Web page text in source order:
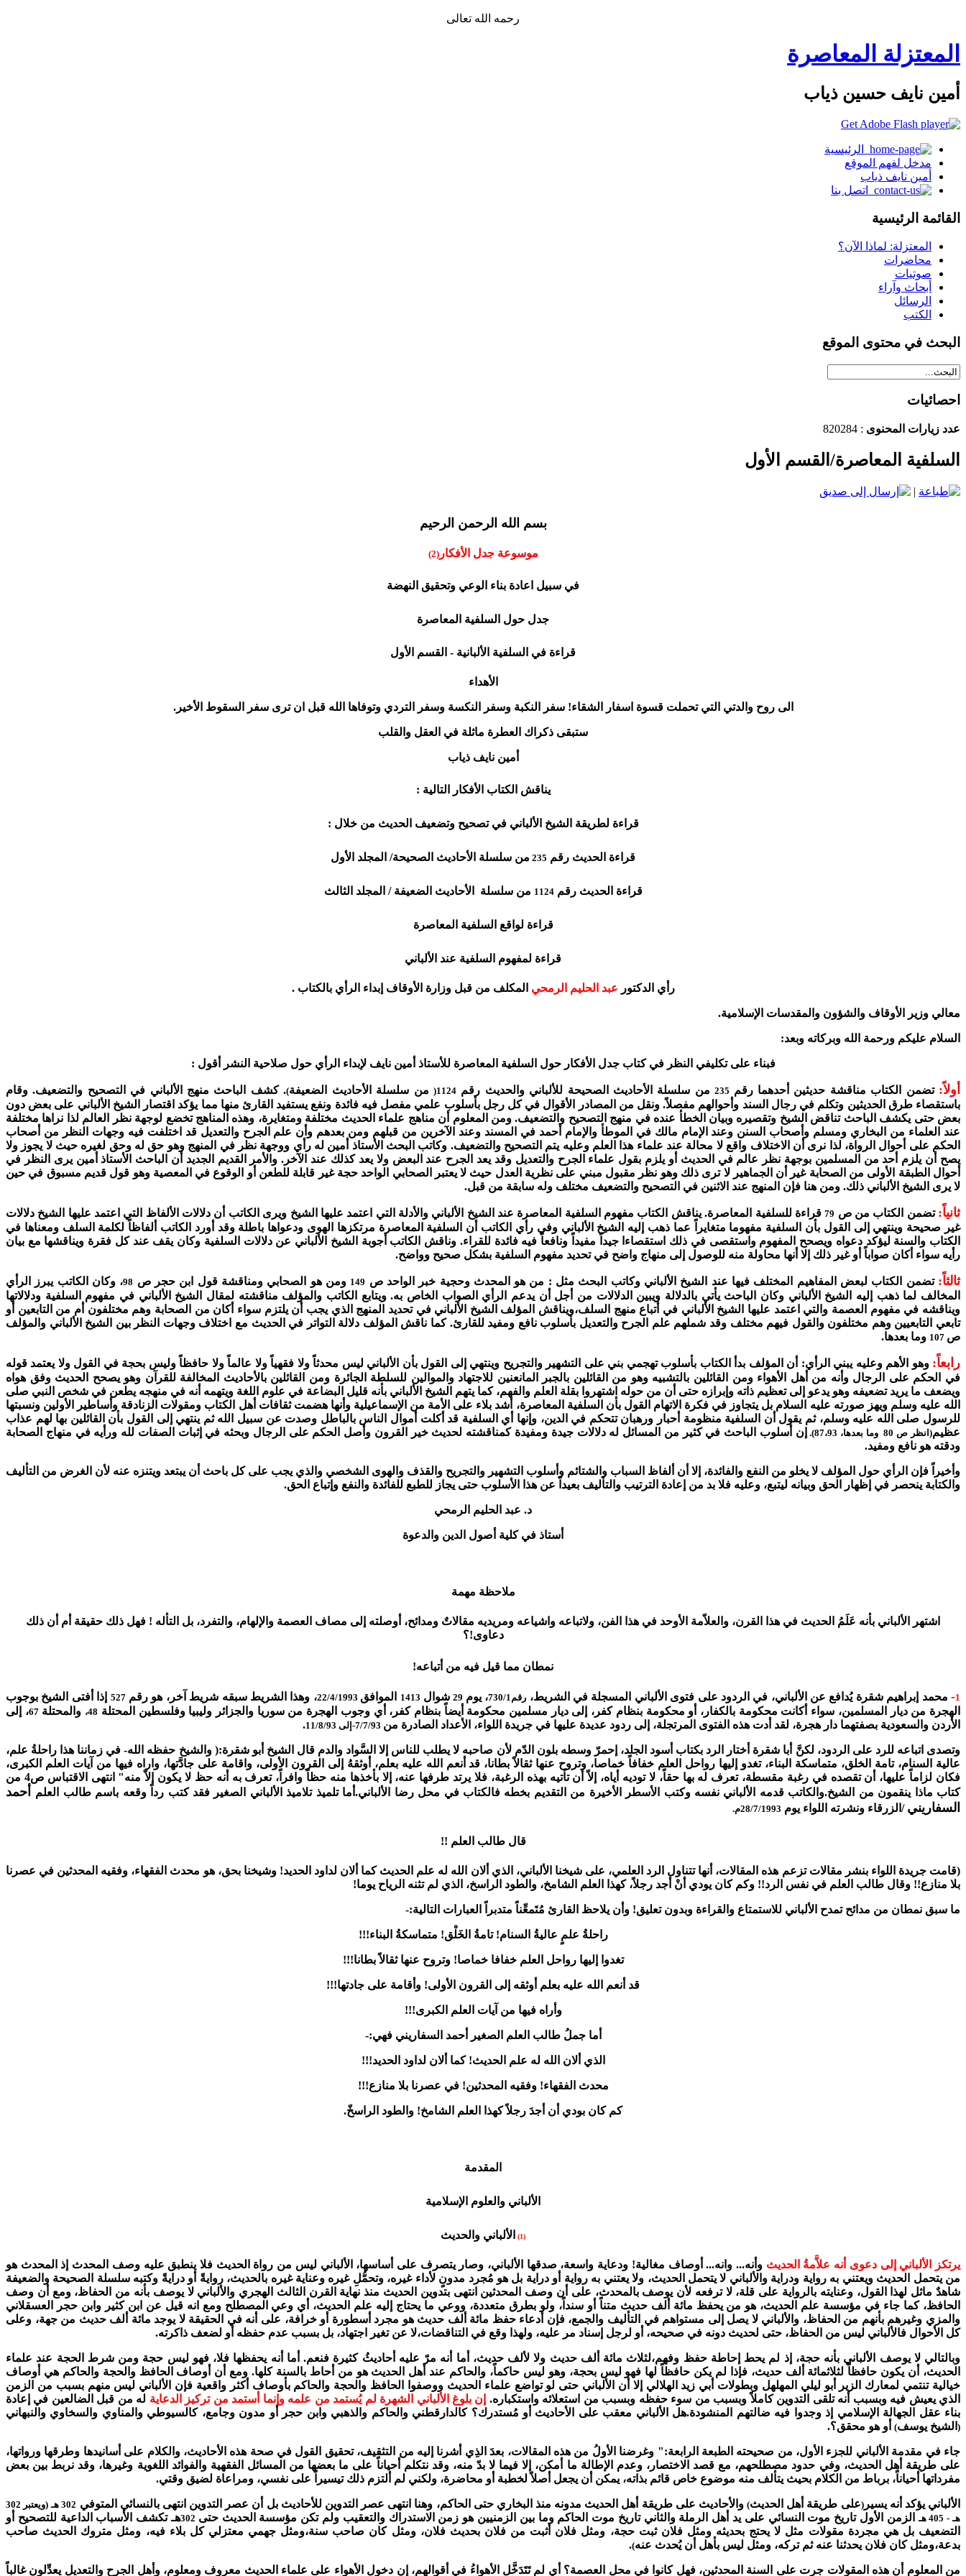
رحمه الله تعالى
المعتزلة المعاصرة
أمين نايف حسين ذياب
الرئيسية
مدخل لفهم الموقع
أمين نايف ذياب
اتصل بنا
القائمة الرئيسية
المعتزلة: لماذا الآن؟
محاضرات
صوتيات
أبحاث وآراء
الرسائل
الكتب
البحث في محتوى الموقع
احصائيات
عدد زيارات المحنوى : 820284
السلفية المعاصرة/القسم الأول
|
بسم الله الرحمن الرحيم
موسوعة جدل الأفكار(2)
في سبيل اعادة بناء الوعي وتحقيق النهضة
جدل حول السلفية المعاصرة
قراءة في السلفية الألبانية - القسم الأول
الأهداء
الى روح والدتي التي تحملت قسوة اسفار الشقاء! سفر النكبة وسفر النكسة وسفر التردي وتوفاها الله قبل ان ترى سفر السقوط الأخير.
ستبقى ذكراك العطرة ماثلة في العقل والقلب
أمين نايف ذياب
يناقش الكتاب الأفكار التالية :
قراءة لطريقة الشيخ الألباني في تصحيح وتضعيف الحديث من خلال :
قراءة الحديث رقم 235 من سلسلة الأحاديث الصحيحة/ المجلد الأول
قراءة الحديث رقم1124 من سلسلة الأحاديث الضعيفة / المجلد الثالث
قراءة لواقع السلفية المعاصرة
قراءة لمفهوم السلفية عند الألباني
رأي الدكتور عبد الحليم الرمحي المكلف من قبل وزارة الأوقاف إبداء الرأي بالكتاب .
معالي وزير الأوقاف والشؤون والمقدسات الإسلامية.
السلام عليكم ورحمة الله وبركاته وبعد:
فبناء على تكليفي النظر في كتاب جدل الأفكار حول السلفية المعاصرة للأستاذ أمين نايف لإبداء الرأي حول صلاحية النشر أقول :
أولاً: تضمن الكتاب مناقشة حديثين أحدهما رقم من سلسلة الأحاديث الصحيحة للألباني والحديث رقم1124
( من سلسلة الأحاديث الضعيفة)
.كشف الباحث منهج الألباني في التصحيح والتضعيف. وقام
باستقصاء طرق الحديثين وتكلم في رجال السند وأحوالهم مفصلاً. ونقل من المصادر الأقوال في كل رجل بأسلوب علمي مفصل فيه فائدة ونفع يستفيد القارئ منها مما يؤكد اقتصار الشيخ الألباني على بعض دون
بعض حتى يكشف الباحث تناقض الشيخ وتقصيره وبيان الخطأ عنده في منهج التصحيح والتضعيف. ومن المعلوم أن مناهج علماء الحديث مختلفة ومتغايرة، وهذه المناهج تخضع لوجهة نظر العالم لذا نراها مختلفة
عند العلماء من البخاري ومسلم وأصحاب السنن وعند الإمام مالك في الموطأ والإمام أحمد في المسند وعند الآخرين من قبلهم ومن بعدهم وأن علم الجرح والتعديل قد اختلفت فيه وجهات النظر من أصحاب
الحكم على أحوال الرواة، لذا نرى أن الاختلاف واقع لا محالة عند علماء هذا العلم وعليه يتم التصحيح والتضعيف. وكاتب البحث الأستاذ أمين له رأي ووجهة نظر في المنهج وهو حق له وحق لغيره حيث لا يجوز ولا
يصح أن يلزم أحد من المسلمين بوجهة نظر عالم في الحديث أو يلزم بقول علماء الجرح والتعديل وقد يعد الجرح عند البعض ولا يعد كذلك عند الآخر. والأمر القديم الجديد أن الباحث الأستاذ أمين يرى النظر في
أحوال الطبقة الأولى من الصحابة غير أن الجماهير لا ترى ذلك وهو نظر مقبول مبني على نظرية العدل حيث لا يعتبر الصحابي الواحد حجة غير قابلة للطعن أو الوقوع في المعصية وهو قول قديم مسبوق في حين
لا يرى الشيخ الألباني ذلك. ومن هنا فإن المنهج عند الاثنين في التصحيح والتضعيف مختلف وله سابقة من قبل.
ثانياً: تضمن الكتاب من ص 79قراءة للسلفية المعاصرة.يناقش الكتاب مفهوم السلفية المعاصرة عند الشيخ الألباني والأدلة التي اعتمد عليها الشيخ ويرى الكاتب أن دلالات الألفاظ التي اعتمد عليها الشيخ دلالات
غير صحيحة وينتهي إلى القول بأن السلفية مفهوما متغايراً عما ذهب إليه الشيخ الألباني وفي رأي الكاتب أن السلفية المعاصرة مرتكزها الهوى ودعواها باطلة وقد أورد الكاتب ألفاظاً لكلمة السلف ومعناها في
الكتاب والسنة ليؤكد دعواه ويصحح المفهوم واستقصى في ذلك استقصاءا جيداً مفيداً ونافعاً فيه فائدة للقراء. وناقش الكاتب أجوبة الشيخ الألباني عن دلالات السلفية وكان يقف عند كل فقرة ويناقشها مع بيان
رأيه سواء أكان صواباً أو غير ذلك إلا أنها محاولة منه للوصول إلى منهاج واضح في تحديد مفهوم السلفية بشكل صحيح وواضح.
ثالثاً: تضمن الكتاب لبعض المفاهيم المختلف فيها عند الشيخ الألباني وكاتب البحث مثل : من هو المحدث وحجية خبر الواحد ص 149 ومن هو الصحابي ومناقشة قول ابن حجر ص 98، وكان الكاتب يبرز الرأي
المخالف لما ذهب إليه الشيخ الألباني وكان الباحث يأتي بالدلالة ويبين الدلالات من أجل أن يدعم الرأي الصواب الخاص به.ويتابع الكاتب والمؤلف مناقشته لمقال الشيخ الألباني في مفهوم السلفية ودلالاتها
ويناقشه في مفهوم العصمة والتي اعتمد عليها الشيخ الألباني في أتباع منهج السلف،ويناقش المؤلف الشيخ الألباني في تحديد المنهج الذي يجب أن يلتزم سواء أكان من الصحابة وهم مختلفون أم من التابعين أو
تابعي التابعيين وهم مختلفون والقول فيهم مختلف وقد شملهم علم الجرح والتعديل بأسلوب نافع ومفيد للقارئ. كما ناقش المؤلف دلالة التواتر في الحديث مع اختلاف وجهات النظر بين الشيخ الألباني والمؤلف
ص
وما بعدها.
رابعاً: وهو الأهم وعليه يبني الرأي: أن المؤلف بدأ الكتاب بأسلوب تهجمي بني على التشهير والتجريح وينتهي إلى القول بأن الألباني ليس محدثاً ولا فقهياً ولا عالماً ولا حافظاً وليس بحجة في القول ولا يعتمد قوله
في الحكم على الرجال وأنه من أهل الأهواء ومن القائلين بالتشبيه وهو من القائلين بالجبر المانعنين للاجتهاد والموالين للسلطة الجائرة ومن القائلين بالأحاديث المخالفة للقرآن وهو يصحح الحديث وفق هواه
ويضعف ما يريد تضعيفه وهو يدعو إلى تعظيم ذاته وإبرازه حتى أن من حوله اشتهروا بقلة العلم والفهم، كما يتهم الشيخ الألباني بأنه قليل البضاعة في علوم اللغة ويتهمه أنه في منهجه يطعن في شخص النبي صلى
الله عليه وسلم ويهز صورته عليه السلام بل يتجاوز في فكرة الاتهام القول بأن السلفية المعاصرة، أشد بلاء على الأمة من الإسماعيلية وأنها هضمت ثقافات أهل الكتاب ومقولات الزنادقة وأساطير الأولين ونسبتها
للرسول صلى الله عليه وسلم، ثم يقول أن السلفية منظومة أحبار ورهبان تتحكم في الدين، وإنها أي السلفية قد أكلت أموال الناس بالباطل وصدت عن سبيل الله ثم ينتهي إلى القول بأن القائلين بها لهم عذاب
عظيم(انظر ص 80 وما بعدها، 87،93).
إن أسلوب الباحث في كثير من المسائل له دلالات جيدة ومفيدة كمناقشته لحديث خير القرون وأصل الحكم على الرجال وبحثه في إثبات الصفات لله ورأيه في منهاج الصحابة
ودقته هو نافع ومفيد.
وأخيراً فإن الرأي حول المؤلف لا يخلو من النفع والفائدة، إلا أن ألفاظ السباب والشتائم وأسلوب التشهير والتجريح والقذف والهوى الشخصي والذي يجب على كل باحث أن يبتعد ويتنزه عنه لأن الغرض من التأليف
والكتابة ينحصر في إظهار الحق وبيانه ليتبع، وعليه فلا بد من إعادة الترتيب والتأليف بعيداً عن هذا الأسلوب حتى يجاز للطبع للفائدة والنفع وإتباع الحق.
د. عبد الحليم الرمحي
أستاذ في كلية أصول الدين والدعوة
ملاحظة مهمة
اشتهر الألباني بأنه عَلَمُ الحديث في هذا القرن، والعلاّمة الأوحد في هذا الفن، ولاتباعه واشياعه ومريديه مقالاتٌ ومدائح، أوصلته إلى مصاف العصمة والإلهام، والتفرد، بل التأله ! فهل ذلك حقيقة أم أن ذلك
دعاوى!؟
نمطان مما قيل فيه من أتباعه!
1
-محمد إبراهيم شقرة يُدافع عن الألباني، في الردود على فتوى الألباني المسجلة في الشريط، رقم730/1 ، يوم شوال 1413 الموافق22/4/1993 ، وهذا الشريط سبقه شريط آخر، هو رقم527 إذا أفتى الشيخ بوجوب
الهجرة من ديار المسلمين، سواء أكانت محكومة بالكفار، أو محكومة بنظام كفر، إلى ديار مسلمين محكومة أيضاً بنظام كفر، أي وجوب الهجرة من سوريا والجزائر وليبيا وفلسطين المحتلة 48، والمحتلة67، إلى
الأردن والسعودية بصفتهما دار هجرة، لقد أدت هذه الفتوى المرتجلة، إلى ردود عديدة عليها في جريدة اللواء، الأعداد الصادرة من
.
وتصدى اتباعه للرد على الردود، لكنَّ أبا شقرة أختار الرد بكتاب أسود الجلد، إحمرّ وسطه بلون الدّم لأن صاحبه لا يطلب للناس إلا السَّواد والدم قال الشيخ أبو شقرة:( والشيخ حفظه الله- في زماننا هذا راحلةُ علم،
عالية السنام، تامة الخلق، متماسكة البناء، تغدو إليها رواحل العلم خفافاً خماصا، وتروح عنها ثقالاً بطانا، قد أنعم الله عليه بعلم، أوثقهُ إلى القرون الأولى، واقامة على جادَّتها، واراه فيها من آيات العلم الكبرى،
فكان لزاماً عليها، أن تقصده في رغبة مقسطة، تعرف له بها حقاً، لا توديه أياه، إلاّ أن تأتيه بهذه الرغبة، فلا يرتد طرفها عنه، إلا بأخذها منه حظاً وافراً، تعرف به أنه حظ لا يكون إلاّ منه" انتهى الاقتباس ص4 من
كتاب ماذا ينقمون من الشيخ.والكاتب قدمه الألباني نفسه وكتب الأسطر الأخيرة من التقديم بخطه فالكتاب في محل رضا الألباني.أما تلميذ تلاميذ الألباني الصغير فقد كتب رداً وقعه باسم طالب العلم
أحمد
السفاريني /الزرقاء ونشرته اللواء يوم 28/7/1993م.
قال طالب العلم !!
(قامت جريدة اللواء بنشر مقالات تزعم هذه المقالات، أنها تتناول الرد العلمي، على شيخنا الألباني، الذي ألان الله له علم الحديث كما ألان لداود الحديد! وشيخنا بحق، هو محدث الفقهاء، وفقيه المحدثين في عصرنا
بلا منازع!! وقال طالب العلم في نفس الرد!! وكم كان يودي أنْ أجد رجلاً، كهذا العلم الشامخ، والطود الراسخ، الذي لم تثنه الرياح يوما!
ما سبق نمطان من مدائح تمدح الألباني للاستمتاع والقراءة وبدون تعليق! وأن يلاحظ القارئ مُتَمعِّناً متدبراً العبارات التالية:-
راحلةُ علمٍ عاليةُ السنام! تامةُ الخَلْق! متماسكةُ البناء!!!
تغدوا إليها رواحل العلم خفافا خماصا! وتروح عنها ثقالاً بطانا!!!
قد أنعم الله عليه بعلم أوثقه إلى القرون الأولى! وأقامة على جادتها!!!
وأراه فيها من آيات العلم الكبرى!!!
أما جملُ طالب العلم الصغير أحمد السفاريني فهي:-
الذي ألان الله له علم الحديث! كما ألان لداود الحديد!!!
محدث الفقهاء! وفقيه المحدثين! في عصرنا بلا منازع!!!
كم كان بودي أن أجدَ رجلاً كهذا العلم الشامخ! والطود الراسخّ.
المقدمة
الألباني والعلوم الإسلامية
(1) الألباني والحديث
يرتكز الألباني إلى دعوى أنه علاَّمةُ الحديث وأنه... وانه... أوصاف مغالية! ودعاية واسعة، صدقها الألباني، وصار يتصرف على أساسها، الألباني ليس من رواة الحديث فلا ينطبق عليه وصف المحدث إذ المحدث هو
من يتحمل الحديث ويعتني به رواية ودراية والألباني لا يتحمل الحديث، ولا يعتني به رواية أو دراية بل هو مُجرد مدونٍ لأداء غيره، وتحمُّلِ غيره وعناية غيره بالحديث، روايةً أو درايةً وكتبه سلسلة الصحيحة والضعيفة
شاهدٌ ماثل لهذا القول، وعنايته بالرواية على قلة، لا ترفعه لأن يوصف بالمحدث، على أن وصف المحدثين انتهى بتدوين الحديث منذ نهاية القرن الثالث الهجري والألباني لا يوصف بأنه من الحفاظ، ومع أن وصف
الحافظ، كما جاء في مؤسسة علم الحديث، هو من يحفظ مائة ألف حديث متناً أو سنداً، ولو بطرق متعددة، ووعي ما يحتاج إليه علم الحديث، أي وعي المصطلح ومع انه قيل عن ابن كثير وابن حجر العسقلاني
والمزي وغيرهم بأنهم من الحفاظ، والألباني لا يصل إلى مستواهم في التأليف والجمع، فإن أدعاء حفظ مائة ألف حديث هو مجرد أسطورة أو خرافة، على أنه في الحقيقة لا يوجد مائة ألف حديث من جهة، وعلى
كل الأحوال فالألباني ليس من الحفاظ، حتى لحديث دونه في صحيحه، أو لرجل إسناد مر عليه، ولهذا وقع في التناقضات،لا عن تغير اجتهاد، بل بسبب عدم حفظه أو لضعف ذاكرته.
وبالتالي لا يوصف الألباني بأنه حجة، إذ لم يحط إحاطة حفظ وفهم،لثلاث مائة ألف حديث ولا لألف حديث، أما أنه مرّ عليه أحاديثُ كثيرة فنعم. أما أنه يحفظها فلا، فهو ليس حجة ومن شرط الحجة عند علماء
الحديث، أن يكون حافظاً لثلاثمائة ألف حديث، فإذا لم يكن حافظاً لها فهو ليس بحجة، وهو ليس حاكماً، والحاكم عند أهل الحديث هو من أحاط بالسنة كلها.ومع أن أوصاف الحافظ والحجة والحاكم هي أوصاف
خيالية تنتمي لمعارك الزير أبو ليلي المهلهل وبطولات أبي زيد الهلالي إلا أن الألباني حتى لو تواضع علماء الحديث ووصفوا الحافظ والحجة والحاكم بأوصاف أكثر واقعية فإن الألباني ليس منهم بسبب من الزمن
الذي يعيش فيه وبسبب أنه تلقى التدوين كاملاً وبسبب من سوء حفظه وبسبب من استعلائه واستكباره. إن بلوغ الألباني الشهرة لم يُستمد من علمه وإنما أستمد من تركيز الدعاية له من قبل الضالعين في إعادة
بناء عقل الجهالة الإسلامي إذ وجدوا فيه ضالتهم المنشودة.هل الألباني معقب على الأحاديث أو مُستدرك؟ كالدارقطني والحاكم والذهبي وابن حجر أو مدون وجامع، كالسيوطي والمناوي والسخاوي والنبهاني
( الشيخ يوسف) أو هو محقق؟.
جاء في مقدمة الألباني للجزء الأول، من صحيحته الطبعة الرابعة:" وغرضنا الأولُ من هذه المقالات، بعدَ الذِي أشرنا إليه من التثقيف، تحقيق القول في صحة هذه الأحاديث، والكلام على أسانيدها وطرقها ورواتها،
على طريقة أهل الحديث، وفي حدود مصطلحهم، مع قصد الاختصار، وعدم الإطالة ما أمكن، إلا فيما لا بدّ منه، وقد نتكلم أحياناً على ما بعضها من المسائل الفقهية والفوائد اللغوية وغيرها، وقد نربط بين بعض
مفرداتها أحياناً، برباط من الكلام بحيث يتألف منه موضوع خاص قائم بذاته، يمكن أن يجعل أصلاً لخطبة أو محاضرة، ولكني لم ألتزم ذلك تيسيراً على نفسي، ومراعاة لضيق وقتي.
الألباني يؤكد أنه يسير(على طريقة أهل الحديث)والأحاديث على طريقة أهل الحديث مدونه منذ البخاري حتى الحاكم، وهنا انتهى عصر التدوين للأحاديث بل أن عصر التدوين انتهى بالنسائي المتوفي 302 هـ
(ويعتبر 302
هـ - 405
هـ الزمن الأول تاريخ موت النسائي على يد أهل الرملة والثاني تاريخ موت الحاكم وما بين الزمنيين هو زمن الاستدراك والتعقيب ولم تكن مؤسسة الحديث حتى
هـ تكشف الأسباب الداعية للتصحيح أو
التضعيف بل هي مجردة مقولات مثل لا يحتج بحديثه ومثل فلان ثبت حجة، ومثل فلان أثبت من فلان بحديث فلان، ومثل كان صاحب سنة،ومثل جهمي معتزلي كل بلاء فيه، ومثل متروك الحديث صاحب
بدعة،ومثل كان فلان يحدثنا عنه ثم تركه، ومثل ليس بأهل أن يُحدث عنه)
.
من المعلوم أن هذه المقولات جرت على السنة المحدثين، فهل كانوا في محل العصمة؟ أي لم تَتَدَخَّل الأهواءُ في أقوالهم، إن دخول الأهواء على علماء الحديث معروف ومعلوم، وأهل الجرح والتعديل يعدِّلون غالباً